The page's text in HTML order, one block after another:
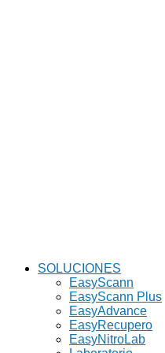
SOLUCIONES
EasyScann
EasyScann Plus
EasyAdvance
EasyRecupero
EasyNitroLab